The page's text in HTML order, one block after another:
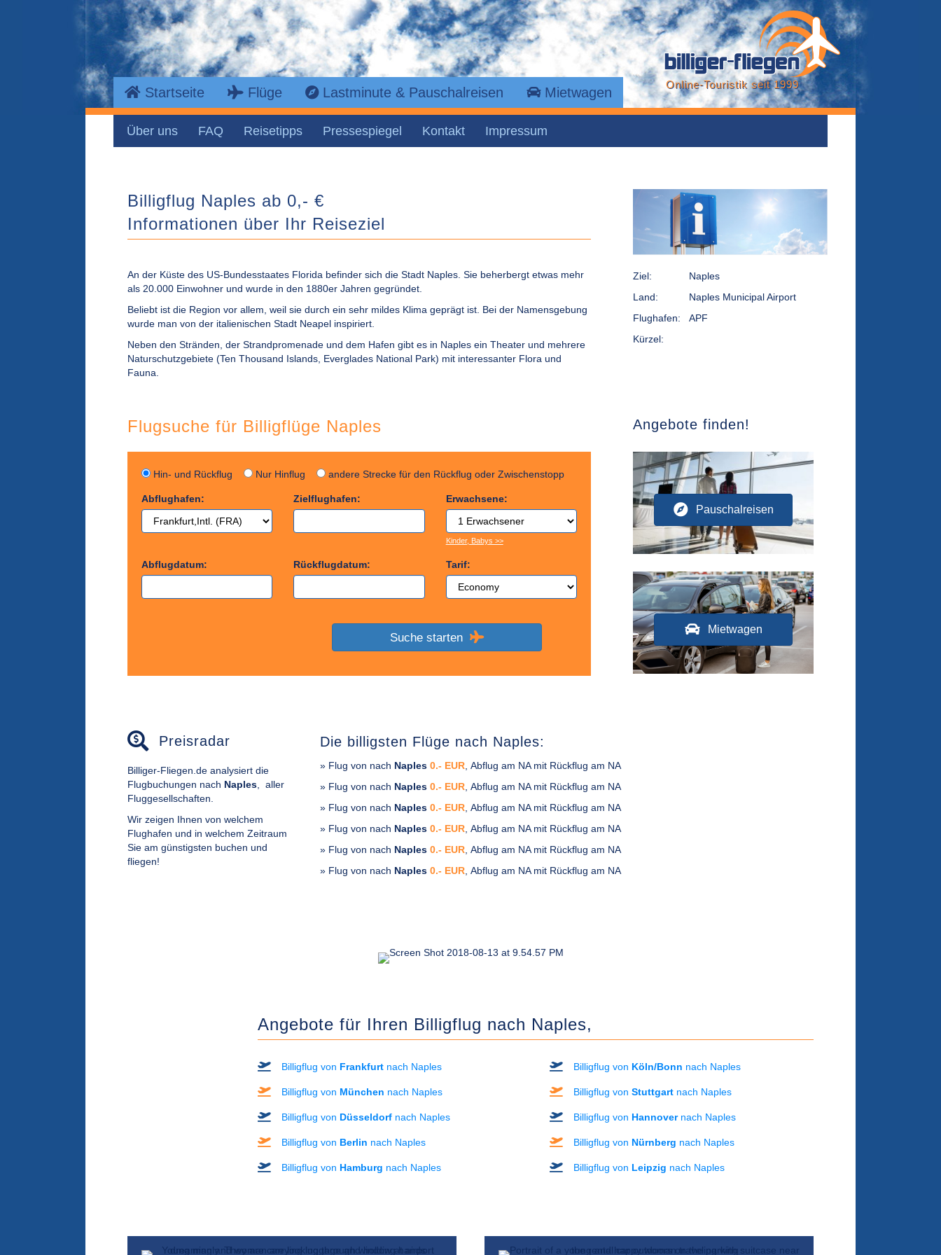
Startseite Flüge Lastminute & Pauschalreisen Mietwagen
Online-Touristik seit 1999
Über uns FAQ Reisetipps Pressespiegel Kontakt Impressum
Billigflug Naples ab 0,- €
Informationen über Ihr Reiseziel
An der Küste des US-Bundesstaates Florida befinder sich die Stadt Naples. Sie beherbergt etwas mehr
als 20.000 Einwohner und wurde in den 1880er Jahren gegründet.
Beliebt ist die Region vor allem, weil sie durch ein sehr mildes Klima geprägt ist. Bei der Namensgebung
wurde man von der italienischen Stadt Neapel inspiriert.
Neben den Stränden, der Strandpromenade und dem Hafen gibt es in Naples ein Theater und mehrere
Naturschutzgebiete (Ten Thousand Islands, Everglades National Park) mit interessanter Flora und
Fauna.
Ziel:
Land:
Flughafen:
Kürzel:
Naples
Naples Municipal Airport
APF
Flugsuche für Billigflüge Naples
Hin- und Rückflug Nur Hinflug andere Strecke für den Rückflug oder Zwischenstopp
Abflughafen: Zielflughafen: Erwachsene:
Kinder, Babys >>
Abflugdatum: Rückflugdatum: Tarif:
Angebote finden!
Pauschalreisen
Mietwagen
Preisradar
Billiger-Fliegen.de analysiert die
Flugbuchungen nach Naples, aller
Fluggesellschaften.
Wir zeigen Ihnen von welchem
Flughafen und in welchem Zeitraum
Sie am günstigsten buchen und
fliegen!
Die billigsten Flüge nach Naples:
» Flug von nach Naples 0.- EUR, Abflug am NA mit Rückflug am NA
» Flug von nach Naples 0.- EUR, Abflug am NA mit Rückflug am NA
» Flug von nach Naples 0.- EUR, Abflug am NA mit Rückflug am NA
» Flug von nach Naples 0.- EUR, Abflug am NA mit Rückflug am NA
» Flug von nach Naples 0.- EUR, Abflug am NA mit Rückflug am NA
» Flug von nach Naples 0.- EUR, Abflug am NA mit Rückflug am NA
Angebote für Ihren Billigflug nach Naples,
Billigflug von Frankfurt nach Naples
Billigflug von München nach Naples
Billigflug von Düsseldorf nach Naples
Billigflug von Berlin nach Naples
Billigflug von Hamburg nach Naples
Billigflug von Köln/Bonn nach Naples
Billigflug vonStuttgart nach Naples
Billigflug von Hannovernach Naples
Billigflug von Nürnberg nach Naples
Billigflug von Leipzig nach Naples